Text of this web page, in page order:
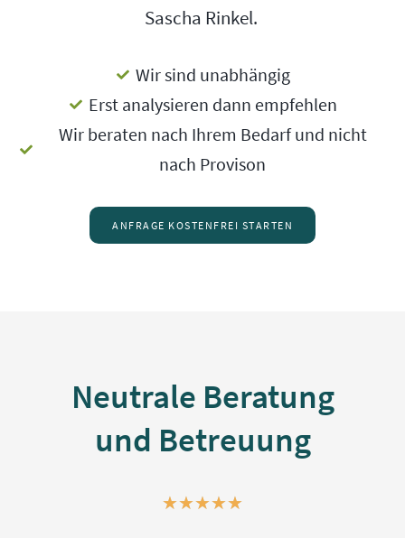
Sascha Rinkel.
Wir sind unabhängig
Erst analysieren dann empfehlen
Wir beraten nach Ihrem Bedarf und nicht
nach Provison
ANFRAGE KOSTENFREI STARTEN
Neutrale Beratung
und Betreuung
★★★★★